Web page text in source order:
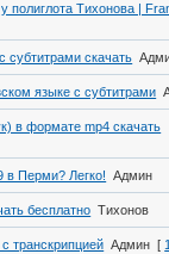
Тихонова |
субтитрами скачать
языке с субтитрами
в формате mp4 скачать
в Перми? Легко! Админ
бесплатно Тихонов
транскрипцией Админ [